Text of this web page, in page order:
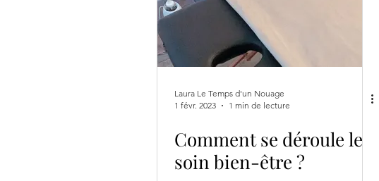
Laura Le Temps d'un Nouage
1 févr. 2023
1 min de lecture
Comment se déroule le
soin bien-être ?